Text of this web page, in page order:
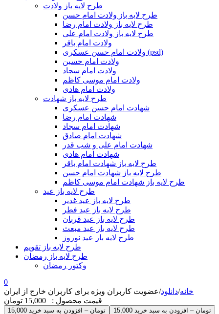
طرح لایه باز ولادت
طرح لایه باز ولادت امام حسن
طرح لایه باز ولادت امام رضا
طرح لایه باز ولادت امام علی
ولادت امام باقر
ولادت امام حسن عسکری (psd)
ولادت امام حسین
ولادت امام سجاد
ولادت امام موسی کاظم
ولادت امام هادی
طرح لایه باز شهادت
شهادت امام حسن عسکری
شهادت امام رضا
شهادت امام سجاد
شهادت امام صادق
شهادت امام علی و شب قدر
شهادت امام هادی
طرح لایه باز شهادت امام باقر
طرح لایه باز شهادت امام حسن
طرح لایه باز شهادت امام موسی کاظم
طرح لایه باز عید
طرح لایه باز عید غدیر
طرح لایه باز عید فطر
طرح لایه باز عید قربان
طرح لایه باز عید مبعث
طرح لایه باز عید نوروز
طرح لایه باز تقویم
طرح لایه باز رمضان
وکتور رمضان
0
خانه/دانلود/عضویت کاربران ویژه برای کاربران خارج از ایران
قیمت محصول : 15,000 تومان
15,000 تومان – افزودن به سبد خرید